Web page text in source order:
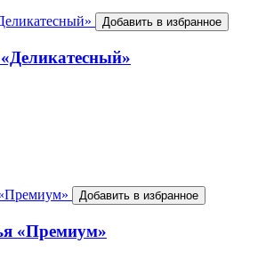
Добавить в избранное
Добавить в избранное
«Премиум»